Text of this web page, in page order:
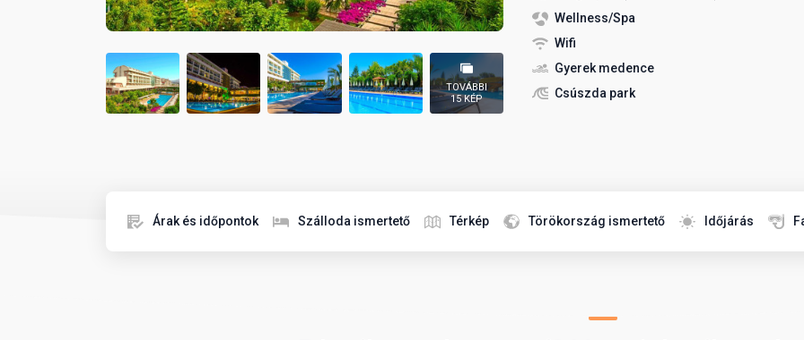
TOVÁBBI
15 KÉP
Wellness/Spa
Wifi
Gyerek medence
Csúszda park
Árak és időpontok Szálloda ismertető Térkép Törökország ismertető Időjárás